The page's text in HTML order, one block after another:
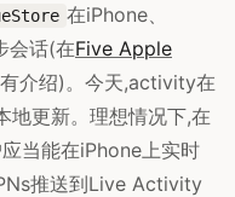
在iPhone、
会话(在Five Apple
介绍)。今天,activity在
地更新。理想情况下,在
当能在iPhone上实时
推送到Live Activity